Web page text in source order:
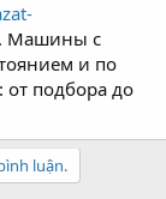
Машины с
и по
подбора до
luận.